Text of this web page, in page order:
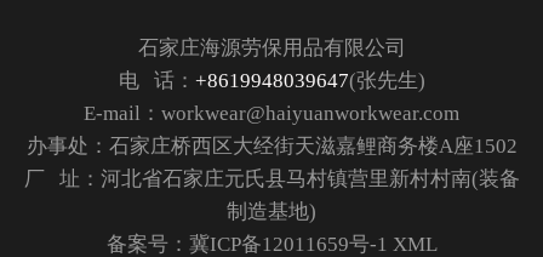
石家庄海源劳保用品有限公司
电 话： +8619948039647(张先生)
E-mail：workwear@haiyuanworkwear.com
办事处：石家庄桥西区大经街天滋嘉鲤商务楼A座1502
厂 址：河北省石家庄元氏县马村镇营里新村村南(装备
制造基地)
备案号： 冀ICP备12011659号-1 XML